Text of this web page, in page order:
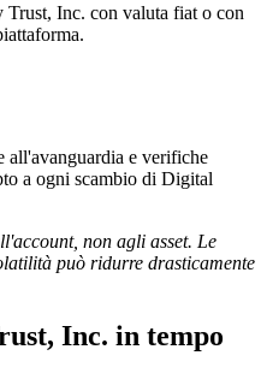
Trust, Inc. con valuta fiat o con
all'avanguardia e verifiche
a ogni scambio di Digital
non agli asset. Le
può ridurre drasticamente
Inc. in tempo